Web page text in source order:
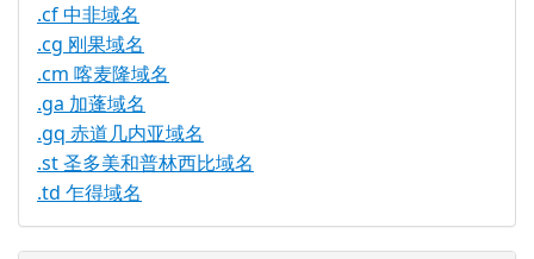
.cf 中非域名
.cg 刚果域名
.cm 喀麦隆域名
.ga 加蓬域名
.gq 赤道几内亚域名
.st 圣多美和普林西比域名
.td 乍得域名